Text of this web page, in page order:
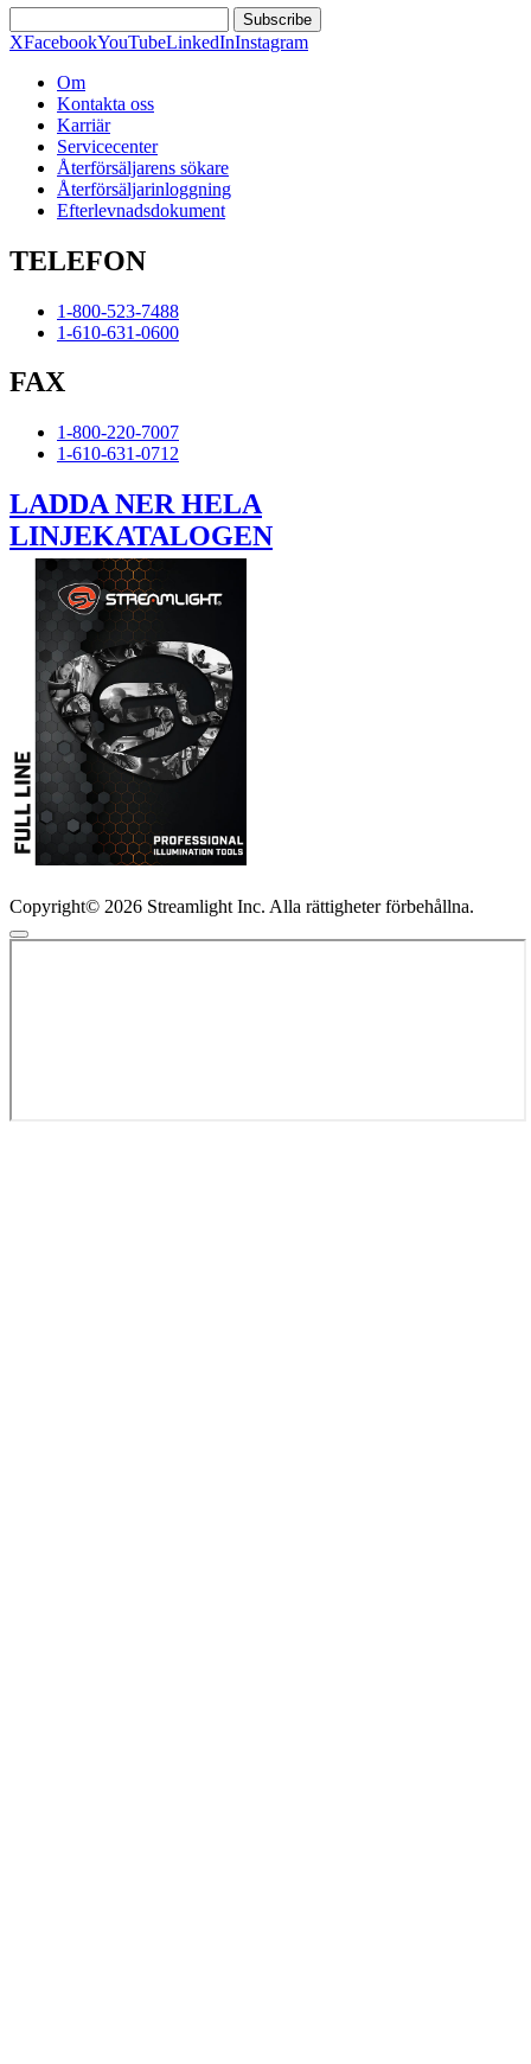
Subscribe
XFacebookYouTubeLinkedInInstagram
Om
Kontakta oss
Karriär
Servicecenter
Återförsäljarens sökare
Återförsäljarinloggning
Efterlevnadsdokument
TELEFON
1-800-523-7488
1-610-631-0600
FAX
1-800-220-7007
1-610-631-0712
LADDA NER HELA
LINJEKATALOGEN
Copyright© 2026 Streamlight Inc. Alla rättigheter förbehållna.